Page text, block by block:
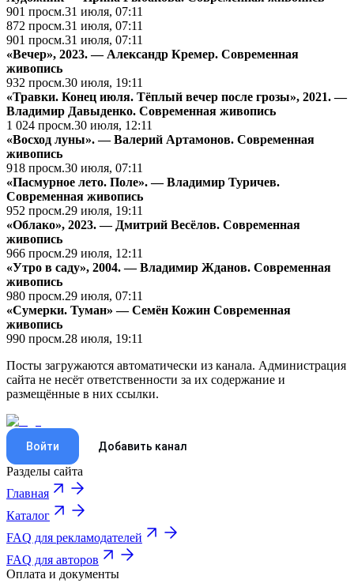
901 просм.31 июля, 07:11
872 просм.31 июля, 07:11
901 просм.31 июля, 07:11
«Вечер», 2023. — Александр Кремер. Cовременная
живопись
932 просм.30 июля, 19:11
«Травки. Конец июля. Тёплый вечер после грозы», 2021. —
Владимир Давыденко. Cовременная живопись
1 024 просм.30 июля, 12:11
«Восход луны». — Валерий Артамонов. Cовременная
живопись
918 просм.30 июля, 07:11
«Пасмурное лето. Поле». — Владимир Туричев.
Cовременная живопись
952 просм.29 июля, 19:11
«Облако», 2023. — Дмитрий Весёлов. Cовременная
живопись
966 просм.29 июля, 12:11
«Утро в саду», 2004. — Владимир Жданов. Cовременная
живопись
980 просм.29 июля, 07:11
«Сумерки. Туман» — Семён Кожин Cовременная
живопись
990 просм.28 июля, 19:11
Посты загружаются автоматически из канала. Администрация
сайта не несёт ответственности за их содержание и
размещённые в них ссылки.
Войти Добавить канал
Разделы сайта
Главная
Каталог
FAQ для рекламодателей
FAQ для авторов
Оплата и документы